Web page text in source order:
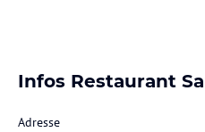
Infos Restaurant
Adresse